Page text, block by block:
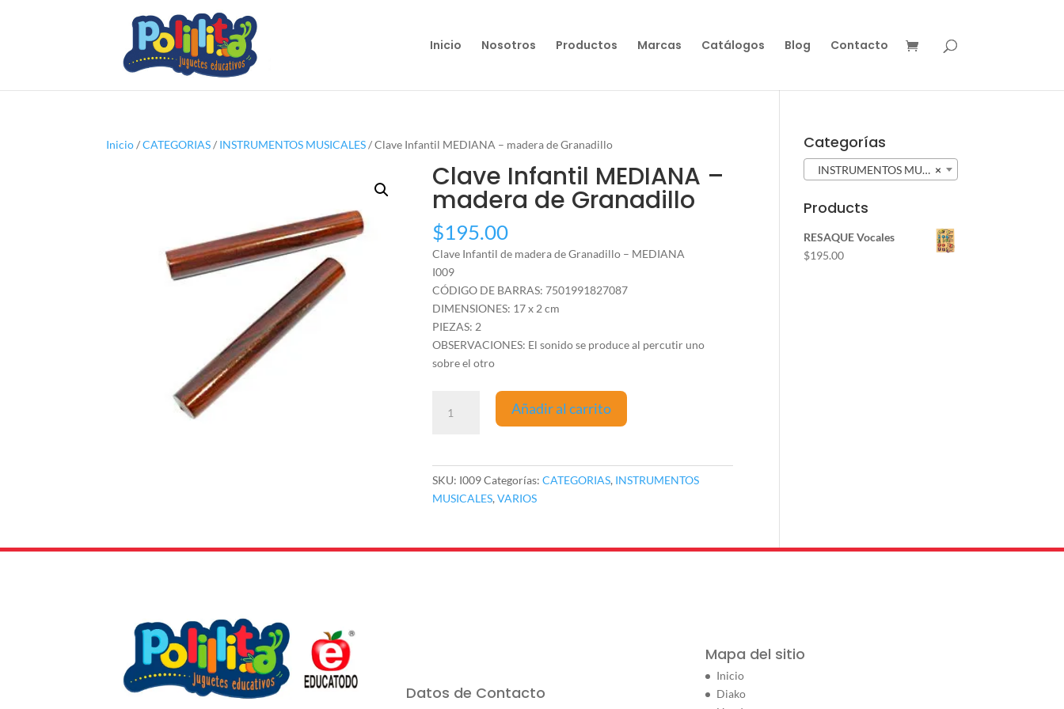
Inicio Nosotros Productos Marcas Catálogos Blog Contacto
Inicio/CATEGORIAS/ INSTRUMENTOS MUSICALES/ Clave Infantil MEDIANA – madera de Granadillo
Clave Infantil MEDIANA –
madera de Granadillo
$195.00
Clave Infantil de madera de Granadillo – MEDIANA
I009
CÓDIGO DE BARRAS: 7501991827087
DIMENSIONES: 17 x 2 cm
PIEZAS: 2
OBSERVACIONES: El sonido se produce al percutir uno
sobre el otro
Infantil
Añadir al carrito
SKU: I009Categorías:CATEGORIAS, INSTRUMENTOS
MUSICALES,VARIOS
Categorías
×
INSTRUMENTOS MUSICALES (61)
Products
RESAQUE Vocales
$195.00
Datos de Contacto
Mapa del sitio
Inicio
Diako